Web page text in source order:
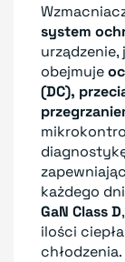
system
obejmuje
(DC),
zapewniając
każdego
GaN Class D
ilości
chłodzenia.